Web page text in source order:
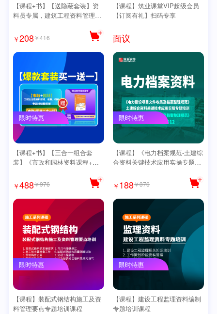
【课程+书】【送隐蔽套装】资
料员专属，建筑工程资料管理与
思维导图】
￥208￥416
【课程】筑业课堂VIP超级会员
【订阅有礼】扫码专享
面议
限时特惠
【课程+书】【三合一组合套
装】《市政和园林资料课程+市
导图》
￥488￥976
限时特惠
【课程】《电力档案规范-土建综
合资料关键技术应用实操专题培
￥ 188￥376
限时特惠
【课程】装配式钢结构施工及资
料管理要点专题培训课程
限时特惠
【课程】建设工程监理资料编制
专题培训课程